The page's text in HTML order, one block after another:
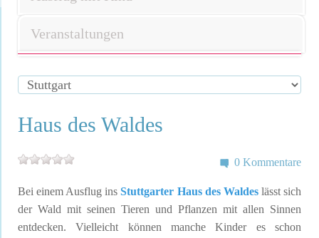
Veranstaltungen
Haus des Waldes
0 Kommentare
Bei einem Ausflug ins Stuttgarter Haus des Waldeslässt sich
der Wald mit seinen Tieren und Pflanzen mit allen Sinnen
entdecken. Vielleicht können manche Kinder es schon